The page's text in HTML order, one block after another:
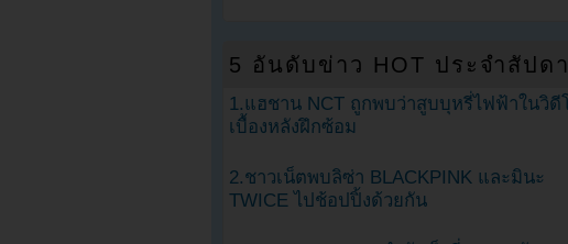
5 อันดับข่าว HOT ประจำสัปด
1.แฮชาน NCT ถูกพบว่าสูบบุหรี่ไฟฟ้าในวิดี
เบื้องหลังฝึกซ้อม
2.ชาวเน็ตพบลิซ่า BLACKPINK และมินะ
TWICE ไปช้อปปิ้งด้วยกัน